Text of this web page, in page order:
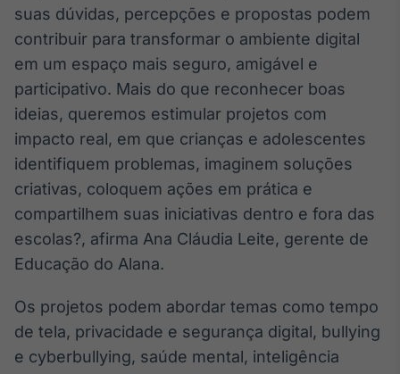
Curadoria
Curadoria de
conteúdos
noticiosos
Soluções de
Tecnologia
Broadcast
Radar
Monitoramento
inteligente de
conteúdos
A melhor
analisar fundos
de investimento
suas dúvidas, percepções e propostas podem
contribuir para transformar o ambiente digital
em um espaço mais seguro, amigável e
participativo. Mais do que reconhecer boas
ideias, queremos estimular projetos com
impacto real, em que crianças e adolescentes
identifiquem problemas, imaginem soluções
criativas, coloquem ações em prática e
compartilhem suas iniciativas dentro e fora das
escolas?, afirma Ana Cláudia Leite, gerente de
Educação do Alana.
Os projetos podem abordar temas como tempo
de tela, privacidade e segurança digital, bullying
e cyberbullying, saúde mental, inteligência